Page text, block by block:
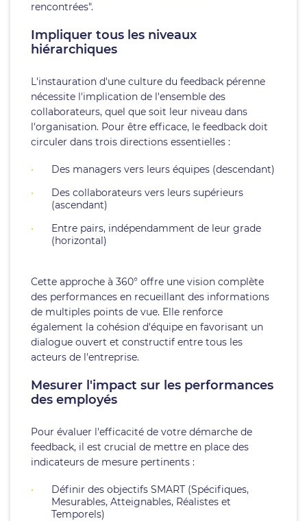
rencontrées".
Impliquer tous les niveaux
hiérarchiques
L'instauration d'une culture du feedback pérenne
nécessite l'implication de l'ensemble des
collaborateurs, quel que soit leur niveau dans
l'organisation. Pour être efficace, le feedback doit
circuler dans trois directions essentielles :
Des managers vers leurs équipes (descendant)
Des collaborateurs vers leurs supérieurs
(ascendant)
Entre pairs, indépendamment de leur grade
(horizontal)
Cette approche à 360° offre une vision complète
des performances en recueillant des informations
de multiples points de vue. Elle renforce
également la cohésion d'équipe en favorisant un
dialogue ouvert et constructif entre tous les
acteurs de l'entreprise.
Mesurer l'impact sur les performances
des employés
Pour évaluer l'efficacité de votre démarche de
feedback, il est crucial de mettre en place des
indicateurs de mesure pertinents :
Définir des objectifs SMART (Spécifiques,
Mesurables, Atteignables, Réalistes et
Temporels)